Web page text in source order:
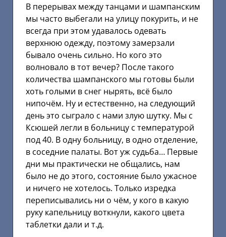
В перерывах между танцами и шампанским
мы часто выбегали на улицу покурить, и не
всегда при этом удавалось одевать
верхнюю одежду, поэтому замерзали
бывало очень сильно. Но кого это
волновало в тот вечер? После такого
количества шампанского мы готовы были
хоть голыми в снег нырять, всё было
нипочём. Ну и естественно, на следующий
день это сыграло с нами злую шутку. Мы с
Ксюшей легли в больницу с температурой
под 40. В одну больницу, в одно отделение,
в соседние палаты. Вот уж судьба… Первые
дни мы практически не общались, нам
было не до этого, состояние было ужасное
и ничего не хотелось. Только изредка
переписывались ни о чём, у кого в какую
руку капельницу воткнули, какого цвета
таблетки дали и т.д.